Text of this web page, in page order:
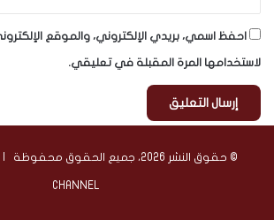
احفظ اسمي، بريدي الإلكتروني، والموقع
لاستخدامها المرة المقبلة في تعليقي.
CHANNEL